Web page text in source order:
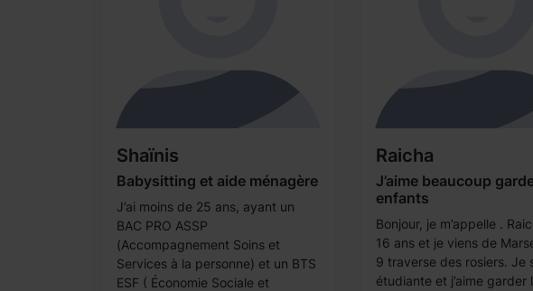
Shaïnis
Babysitting et aide ménagère
J’ai moins de 25 ans, ayant un
BAC PRO ASSP
(Accompagnement Soins et
Services à la personne) et un BTS
ESF ( Économie Sociale et
Raicha
J’aime beaucoup
enfants
Bonjour, je m’appelle .
16 ans et je viens de
9 traverse des rosiers. Je
étudiante et j’aime garder